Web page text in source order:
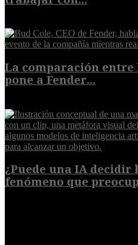
La comparación entre
pone a Fender...
¿Puede una IA decidir
fenómeno que